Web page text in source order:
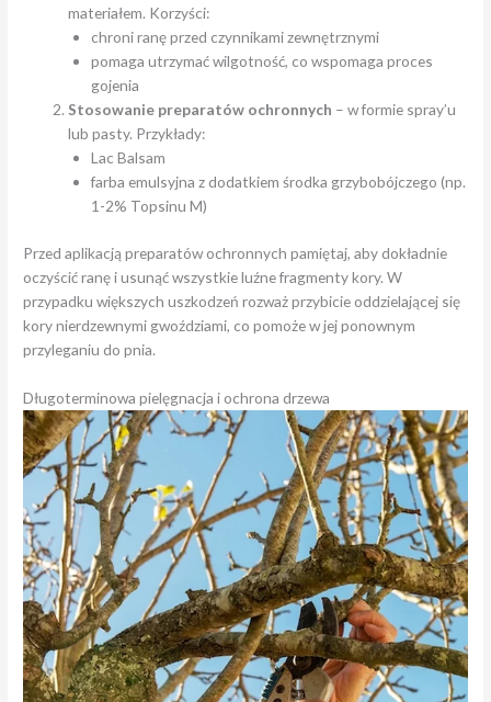
materiałem. Korzyści:
chroni ranę przed czynnikami zewnętrznymi
pomaga utrzymać wilgotność, co wspomaga proces
gojenia
Stosowanie preparatów ochronnych – w formie spray’u
lub pasty. Przykłady:
Lac Balsam
farba emulsyjna z dodatkiem środka grzybobójczego (np.
1-2% Topsinu M)
Przed aplikacją preparatów ochronnych pamiętaj, aby dokładnie
oczyścić ranę i usunąć wszystkie luźne fragmenty kory. W
przypadku większych uszkodzeń rozważ przybicie oddzielającej się
kory nierdzewnymi gwoździami, co pomoże w jej ponownym
przyleganiu do pnia.
Długoterminowa pielęgnacja i ochrona drzewa